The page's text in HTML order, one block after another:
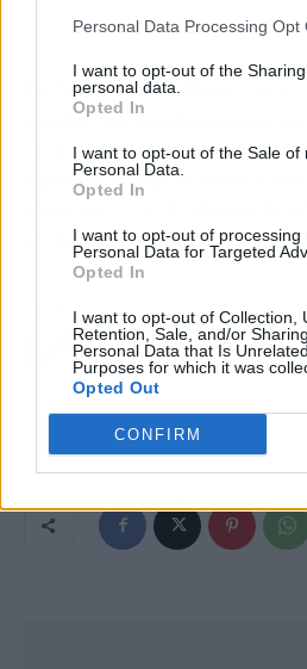
Personal Data Processing Opt
I want to opt-out of the
personal data.
Opted In
I want to opt-out of the Sale of
Personal Data.
Opted In
I want to opt-out of processing
Personal Data for Targeted
Opted In
I want to opt-out of Collection,
Retention, Sale, and/or
Personal Data that Is
Purposes for which it was
Opted Out
CONFIRM
La Gomera y El Hierro, con
totales, respectivamente,
fallecimientos por el virus,
mantiene seis positivos
activos, contabilizando
Artículo anterior
Un nuevo brote afecta a
6 personas en Ourense